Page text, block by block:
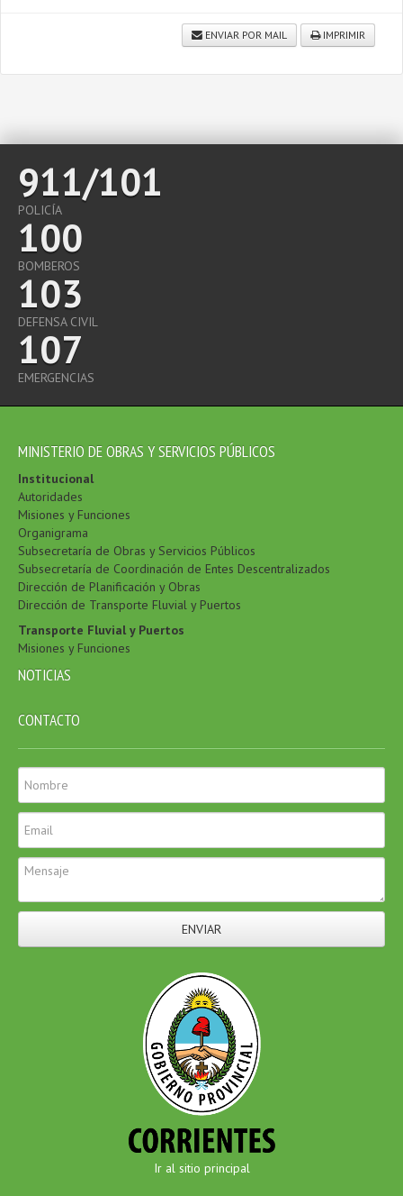
ENVIAR POR MAIL IMPRIMIR
911/101
POLICÍA
100
BOMBEROS
103
DEFENSA CIVIL
107
EMERGENCIAS
MINISTERIO DE OBRAS Y SERVICIOS PÚBLICOS
Institucional
Autoridades
Misiones y Funciones
Organigrama
Subsecretaría de Obras y Servicios Públicos
Subsecretaría de Coordinación de Entes Descentralizados
Dirección de Planificación y Obras
Dirección de Transporte Fluvial y Puertos
Transporte Fluvial y Puertos
Misiones y Funciones
NOTICIAS
CONTACTO
ENVIAR
Ir al sitio principal